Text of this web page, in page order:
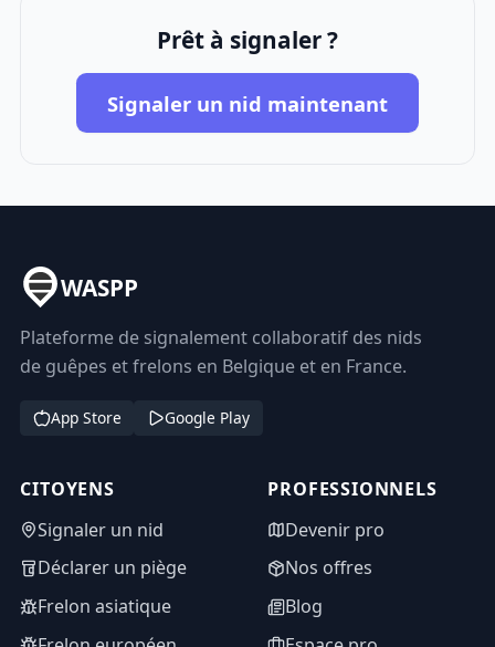
Prêt à signaler ?
Signaler un nid maintenant
WASPP
Plateforme de signalement collaboratif des nids
de guêpes et frelons en Belgique et en France.
App Store Google Play
CITOYENS
Signaler un nid
Déclarer un piège
Frelon asiatique
PROFESSIONNELS
Devenir pro
Nos offres
Blog